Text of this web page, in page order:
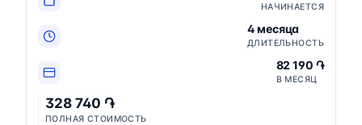
НАЧИНАЕТСЯ
4 месяца
ДЛИТЕЛЬНОСТЬ
82 190 ֏
В МЕСЯЦ
328 740 ֏
ПОЛНАЯ СТОИМОСТЬ